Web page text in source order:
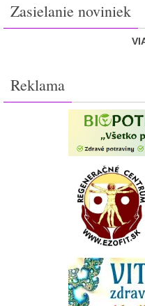
Zasielanie noviniek
Reklama